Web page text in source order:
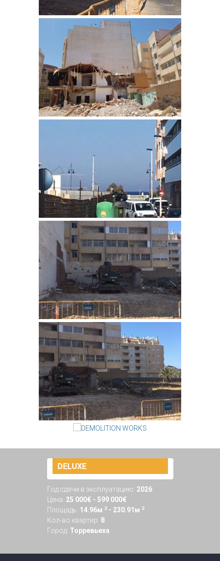
DELUXE
Год сдачи в эксплуатацию: 2026
Цена: 25 000€ - 599 000€
Площадь: 14.96м 2- 230.91м 2
Кол-во квартир: 8
Город: Торревьеха